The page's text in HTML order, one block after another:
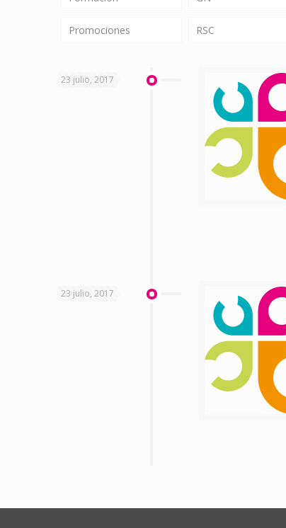
Promociones RSC
23 julio, 2017
23 julio, 2017